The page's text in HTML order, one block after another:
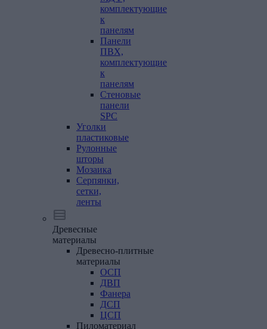
комплектующие
к
панелям
Панели
ПВХ,
комплектующие
к
панелям
Стеновые
панели
SPC
Уголки
пластиковые
Рулонные
шторы
Мозаика
Серпянки,
сетки,
ленты
Древесные
материалы
Древесно-плитные
материалы
ОСП
ДВП
Фанера
ДСП
ЦСП
Пиломатериал